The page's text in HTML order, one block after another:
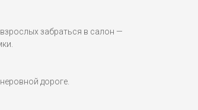
забраться в салон —
дороге.